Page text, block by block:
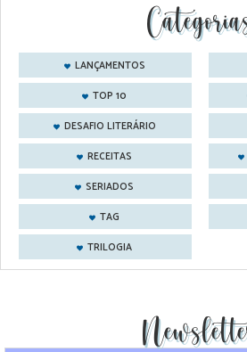
LANÇAMENTOS
TOP 10
DESAFIO LITERÁRIO
RECEITAS
SERIADOS
TAG
TRILOGIA